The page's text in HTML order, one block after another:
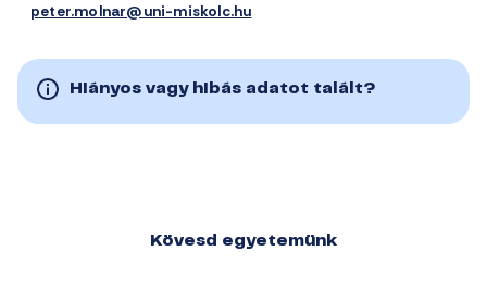
peter.molnar@uni-miskolc.hu
Hiányos vagy hibás adatot talált?
Kövesd egyetemünk